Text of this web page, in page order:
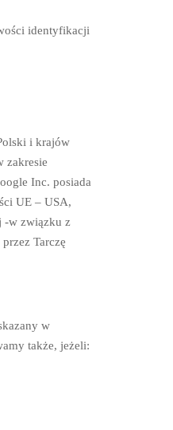
identyfikacji
i krajów
zakresie
Inc. posiada
UE – USA,
-w związku z
Tarczę
w
także, jeżeli: